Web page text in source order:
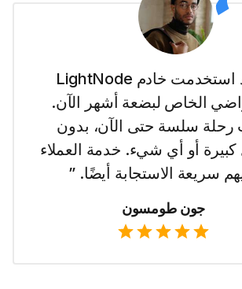
في عالم المواقع الإلكترونية
وجعل LightNode الأمر سهلاً بالنسبة
مع خادمهم الافتراضي الخاص
إنه سهل الاستخدام وأحب
تسعيرهم الواضح. ”
إيما ويلسون